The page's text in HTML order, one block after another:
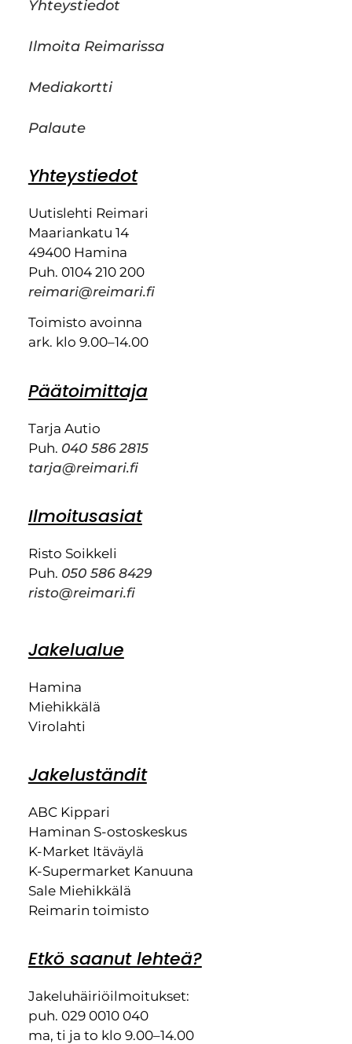
Yhteystiedot
Ilmoita Reimarissa
Mediakortti
Palaute
Yhteystiedot
Uutislehti Reimari
Maariankatu 14
49400 Hamina
Puh. 0104 210 200
reimari@reimari.fi
Toimisto avoinna
ark. klo 9.00–14.00
Päätoimittaja
Tarja Autio
Puh. 040 586 2815
tarja@reimari.fi
Ilmoitusasiat
Risto Soikkeli
Puh. 050 586 8429
risto@reimari.fi
Jakelualue
Hamina
Miehikkälä
Virolahti
Jakeluständit
ABC Kippari
Haminan S-ostoskeskus
K-Market Itäväylä
K-Supermarket Kanuuna
Sale Miehikkälä
Reimarin toimisto
Etkö saanut lehteä?
Jakeluhäiriöilmoitukset:
puh. 029 0010 040
ma, ti ja to klo 9.00–14.00